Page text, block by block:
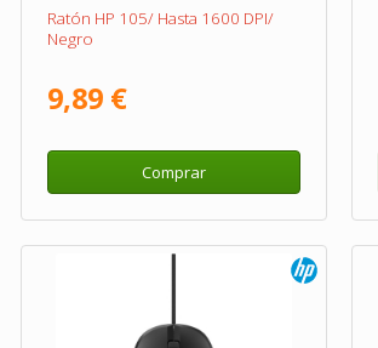
Ratón HP 105/ Hasta 1600 DPI/
Negro
9,89 €
Comprar